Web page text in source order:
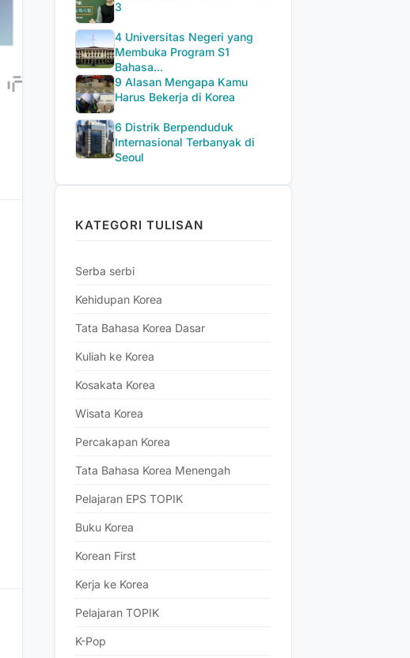
3
4 Universitas Negeri yang
Membuka Program S1
Bahasa...
9 Alasan Mengapa Kamu
Harus Bekerja di Korea
6 Distrik Berpenduduk
Internasional Terbanyak di
Seoul
KATEGORI TULISAN
Serba serbi
Kehidupan Korea
Tata Bahasa Korea Dasar
Kuliah ke Korea
Kosakata Korea
Wisata Korea
Percakapan Korea
Tata Bahasa Korea Menengah
Pelajaran EPS TOPIK
Buku Korea
Korean First
Kerja ke Korea
Pelajaran TOPIK
K-Pop